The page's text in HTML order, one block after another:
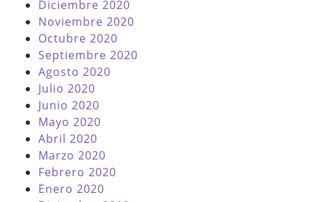
Diciembre 2020
Noviembre 2020
Octubre 2020
Septiembre 2020
Agosto 2020
Julio 2020
Junio 2020
Mayo 2020
Abril 2020
Marzo 2020
Febrero 2020
Enero 2020